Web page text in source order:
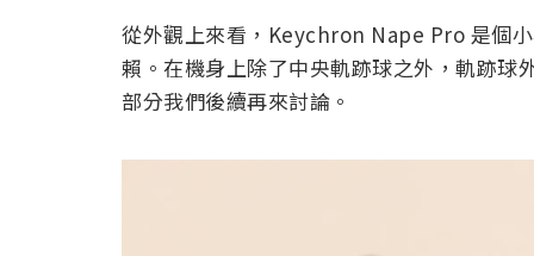
從外觀上來看，Keychron Nape Pro 是個
賴。在機身上除了中央軌跡球之外，軌跡球
部分我們後續再來討論。